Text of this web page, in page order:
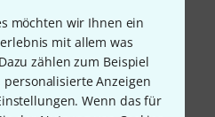
möchten wir Ihnen ein
mit allem was
zählen zum Beispiel
personalisierte Anzeigen
Wenn das für
den ich auch gut